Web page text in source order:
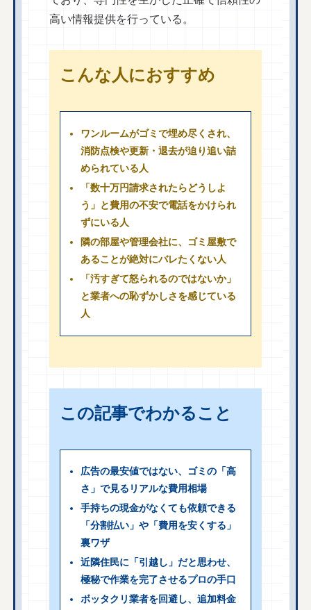
高い情報提供を行っている。
こんな人におすすめ
ワンルームがゴミで埋め尽くされ、
消防点検や更新・退去が迫り追い詰
められている人
「数十万円請求されたらどうしよ
う」と費用の不安で電話をかけられ
ずにいる人
隣の部屋や管理会社に、ゴミ屋敷で
あることが絶対にバレたくない人
「汚すぎて怒られるのではないか」
と業者への恥ずかしさを感じている
人
この記事でわかること
広告の最安値ではない、ゴミの「高
さ」で見るリアルな費用相場
手持ちの現金がなくても依頼できる
「分割払い」や「費用を安くする」
裏ワザ
近隣住民に「引越し」だと思わせ、
極秘で作業を完了させるプロの手口
ボッタクリ業者を回避し、追加料金